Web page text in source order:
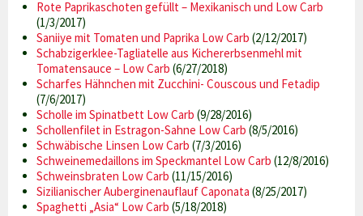
Rote Paprikaschoten gefüllt – Mexikanisch und Low Carb
(1/3/2017)
Saniiye mit Tomaten und Paprika Low Carb (2/12/2017)
Schabzigerklee-Tagliatelle aus Kichererbsenmehl mit
Tomatensauce – Low Carb (6/27/2018)
Scharfes Hähnchen mit Zucchini- Couscous und Fetadip
(7/6/2017)
Scholle im Spinatbett Low Carb (9/28/2016)
Schollenfilet in Estragon-Sahne Low Carb (8/5/2016)
Schwäbische Linsen Low Carb (7/3/2016)
Schweinemedaillons im Speckmantel Low Carb (12/8/2016)
Schweinsbraten Low Carb (11/15/2016)
Sizilianischer Auberginenauflauf Caponata (8/25/2017)
Spaghetti „Asia“ Low Carb (5/18/2018)